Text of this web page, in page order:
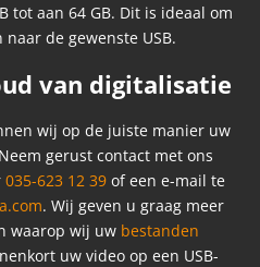
tot aan 64 GB. Dit is ideaal om
de gewenste USB.
van digitalisatie
wij op de juiste manier uw
gerust contact met ons
035-623 12 39 of een e-mail te
. Wij geven u graag meer
waarop wij uw bestanden
uw video op een USB-